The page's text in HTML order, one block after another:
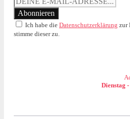
Ich habe die Datenschutzerklärung zur
stimme dieser zu.
Dienstag